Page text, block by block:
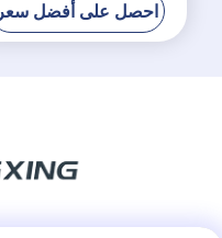
احصل على أفضل سعر